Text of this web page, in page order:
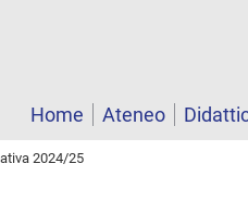
Home
Ateneo
2024/25